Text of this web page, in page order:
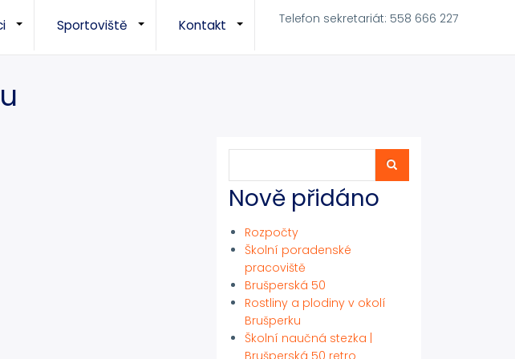
Telefon sekretariát: 558 666 227
+ +
Sportoviště +
Kontakt
Nově přidáno
Rozpočty
Školní poradenské
pracoviště
Brušperská 50
Rostliny a plodiny v okolí
Brušperku
Školní naučná stezka |
Brušperská 50 retro